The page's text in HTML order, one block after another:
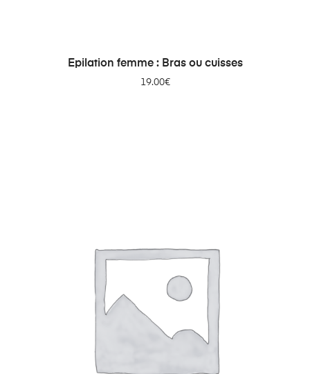
AJOUTER AU PANIER
Epilation femme : Bras ou cuisses
19.00€